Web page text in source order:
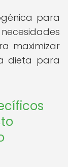
para
maximizar
dieta para